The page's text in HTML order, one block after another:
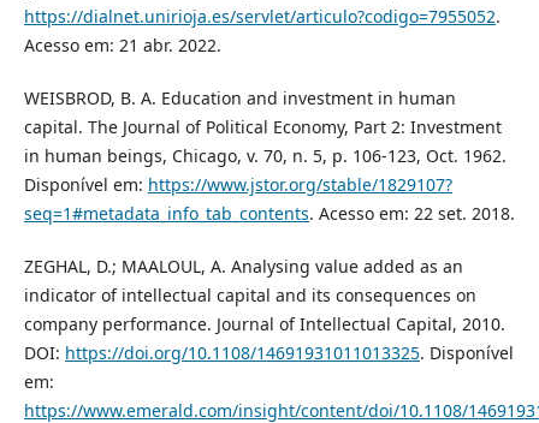
https://dialnet.unirioja.es/servlet/articulo?codigo=7955052.
Acesso em: 21 abr. 2022.
WEISBROD, B. A. Education and investment in human
capital. The Journal of Political Economy, Part 2: Investment
in human beings, Chicago, v. 70, n. 5, p. 106-123, Oct. 1962.
Disponível em: https://www.jstor.org/stable/1829107?
seq=1#metadata_info_tab_contents. Acesso em: 22 set. 2018.
ZEGHAL, D.; MAALOUL, A. Analysing value added as an
indicator of intellectual capital and its consequences on
company performance. Journal of Intellectual Capital, 2010.
DOI: https://doi.org/10.1108/14691931011013325. Disponível
em:
https://www.emerald.com/insight/content/doi/10.1108/